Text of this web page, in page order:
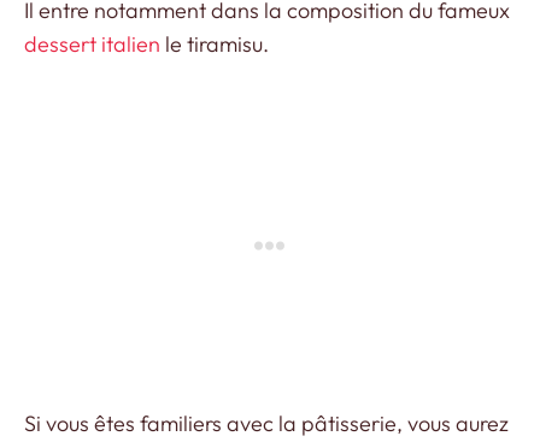
Il entre notamment dans la composition du fameux
dessert italien le tiramisu.
Si vous êtes familiers avec la pâtisserie, vous aurez